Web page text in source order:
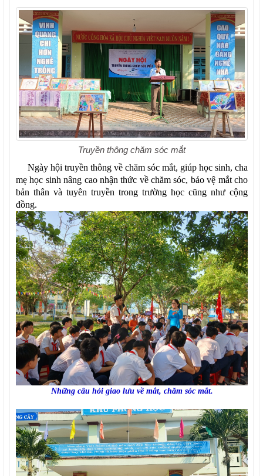
Truyền thông chăm sóc mắt
Ngày hội truyền thông về chăm sóc mắt, giúp học sinh, cha
mẹ học sinh nâng cao nhận thức về chăm sóc, bảo vệ mắt cho
bản thân và tuyên truyền trong trường học cũng như cộng
đồng.
Những câu hỏi giao lưu về mắt, chăm sóc mắt.